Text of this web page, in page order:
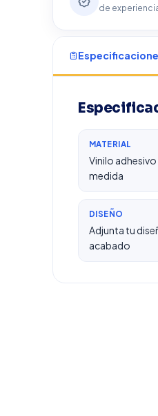
de
MATERIAL
Vinilo
medida
DISEÑO
Adjunta tu
acabado